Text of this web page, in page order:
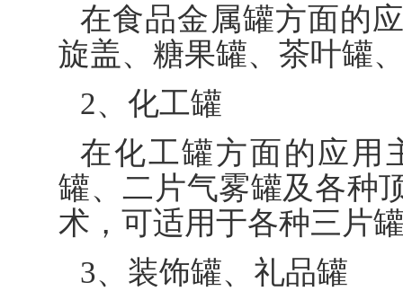
在食品金属罐方面的
旋盖、糖果罐、茶叶罐
2、化工罐
在化工罐方面的应用
罐、二片气雾罐及各种
术，可适用于各种三片
3、装饰罐、礼品罐